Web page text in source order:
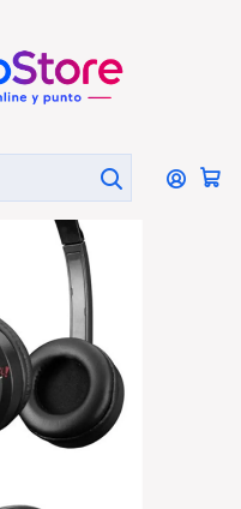
Con Micrófono
Hp - Ps